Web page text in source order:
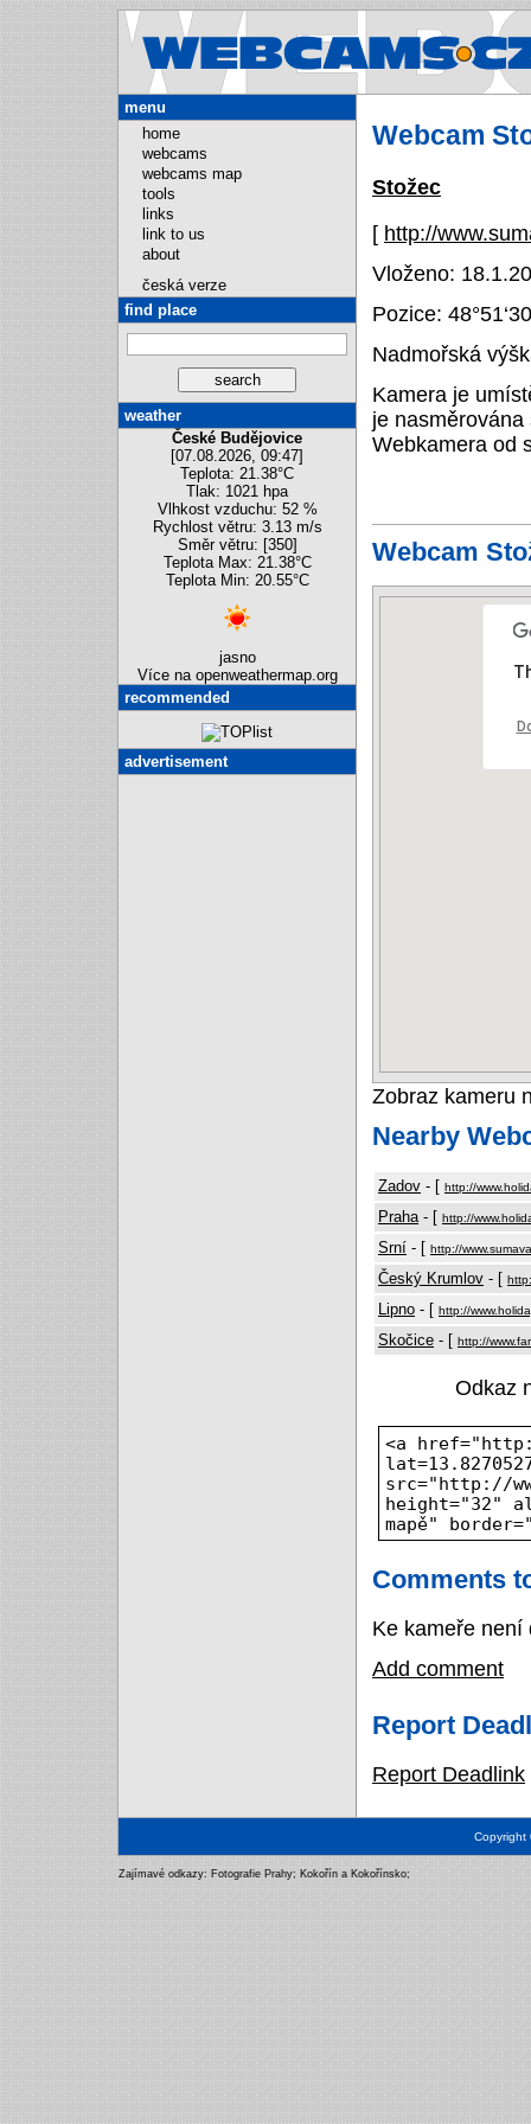
Webcam
Stožec
[ http://
Vloženo:
Pozice:
Nadmořská
Kamera je
je
Webkamera od
Webcam
Zobraz kameru
Nearby
Zadov - [ http://
Praha - [ http://
Srní - [ http://
Český Krumlov - [
Lipno - [ http://
Skočice - [ http://
Odkaz
<a href="http://
src="http://
height="32"
mapě"
Comments
Ke kameře není
Add comment
Report
Report Deadlink
menu
home
webcams
webcams map
tools
links
link to us
about
česká verze
find place
weather
České Budějovice
[07.08.2026, 09:47]
Teplota: 21.38°C
Tlak: 1021 hpa
Vlhkost vzduchu: 52 %
Rychlost větru: 3.13 m/s
Směr větru: [350]
Teplota Max: 21.38°C
Teplota Min: 20.55°C
jasno
Více na openweathermap.org
recommended
advertisement
Zajímavé odkazy: Fotografie Prahy; Kokořín a Kokořínsko;